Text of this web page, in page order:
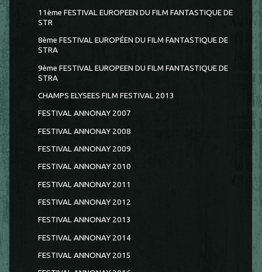
11ème FESTIVAL EUROPEEN DU FILM FANTASTIQUE DE
STR
8ème FESTIVAL EUROPÉEN DU FILM FANTASTIQUE DE
STRA
9ème FESTIVAL EUROPEEN DU FILM FANTASTIQUE DE
STRA
CHAMPS ELYSEES FILM FESTIVAL 2013
FESTIVAL ANNONAY 2007
FESTIVAL ANNONAY 2008
FESTIVAL ANNONAY 2009
FESTIVAL ANNONAY 2010
FESTIVAL ANNONAY 2011
FESTIVAL ANNONAY 2012
FESTIVAL ANNONAY 2013
FESTIVAL ANNONAY 2014
FESTIVAL ANNONAY 2015